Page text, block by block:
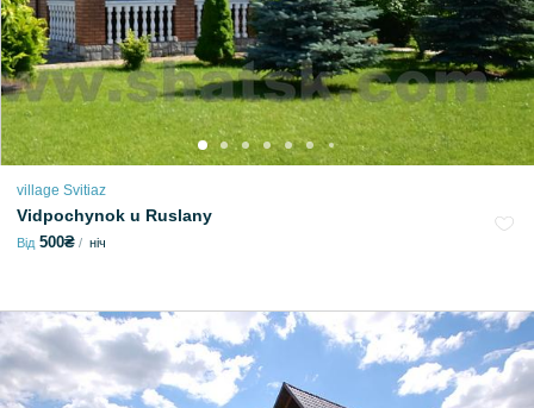
village Svitiaz
Vidpochynok u Ruslany
Від 500₴ ніч